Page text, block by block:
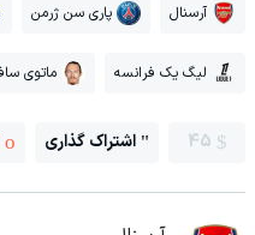
آرسنال پاری سن ژرمن
لیگ یک فرانسه ماتوی
45 اشتراک گذاری